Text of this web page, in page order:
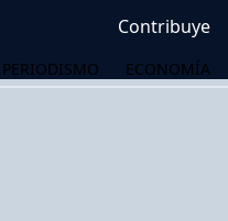
Contribuye
PERIODISMO ECONOMÍA